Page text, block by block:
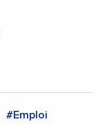
#Emploi